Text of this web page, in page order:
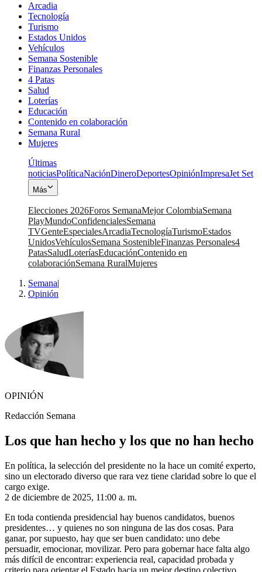
Arcadia
Tecnología
Turismo
Estados Unidos
Vehículos
Semana Sostenible
Finanzas Personales
4 Patas
Salud
Loterías
Educación
Contenido en colaboración
Semana Rural
Mujeres
Últimas
noticiasPolíticaNaciónDineroDeportesOpiniónImpresaJet Set
Más
Elecciones 2026Foros SemanaMejor ColombiaSemana
PlayMundoConfidencialesSemana
TVGenteEspecialesArcadiaTecnologíaTurismoEstados
UnidosVehículosSemana SostenibleFinanzas Personales4
PatasSaludLoteríasEducaciónContenido en
colaboraciónSemana RuralMujeres
Semana|
Opinión
OPINIÓN
Redacción Semana
Los que han hecho y los que no han hecho
En política, la selección del presidente no la hace un comité experto,
sino un electorado diverso que rara vez tiene claridad sobre lo que el
cargo exige.
2 de diciembre de 2025, 11:00 a. m.
En toda contienda presidencial hay buenos candidatos, buenos
presidentes… y quienes no son ninguna de las dos cosas. Para
ganar, por supuesto, hay que ser buen candidato: uno debe
persuadir, emocionar, movilizar. Pero para gobernar hace falta algo
más difícil de encontrar: experiencia real, capacidad probada y
criterio para orientar el Estado hacia un mejor destino colectivo.